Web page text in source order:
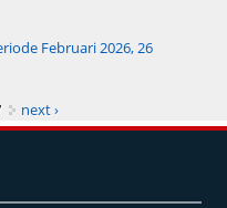
Februari 2026, 26
next ›